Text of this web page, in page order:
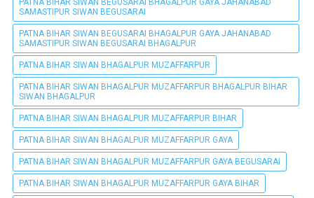
PATNA BIHAR SIWAN BEGUSARAI BHAGALPUR GAYA JAHANABAD
SAMASTIPUR SIWAN BEGUSARAI
PATNA BIHAR SIWAN BEGUSARAI BHAGALPUR GAYA JAHANABAD
SAMASTIPUR SIWAN BEGUSARAI BHAGALPUR
PATNA BIHAR SIWAN BHAGALPUR MUZAFFARPUR
PATNA BIHAR SIWAN BHAGALPUR MUZAFFARPUR BHAGALPUR BIHAR
SIWAN BHAGALPUR
PATNA BIHAR SIWAN BHAGALPUR MUZAFFARPUR BIHAR
PATNA BIHAR SIWAN BHAGALPUR MUZAFFARPUR GAYA
PATNA BIHAR SIWAN BHAGALPUR MUZAFFARPUR GAYA BEGUSARAI
PATNA BIHAR SIWAN BHAGALPUR MUZAFFARPUR GAYA BIHAR